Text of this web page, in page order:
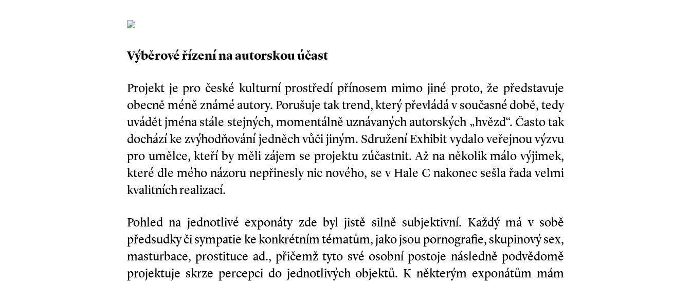
Výběrové řízení na autorskou účast
Projekt je pro české kulturní prostředí přínosem mimo jiné proto, že představuje
obecně méně známé autory. Porušuje tak trend, který převládá v současné době, tedy
uvádět jména stále stejných, momentálně uznávaných autorských „hvězd“. Často tak
dochází ke zvýhodňování jedněch vůči jiným. Sdružení Exhibit vydalo veřejnou výzvu
pro umělce, kteří by měli zájem se projektu zúčastnit. Až na několik málo výjimek,
které dle mého názoru nepřinesly nic nového, se v Hale C nakonec sešla řada velmi
kvalitních realizací.
Pohled na jednotlivé exponáty zde byl jistě silně subjektivní. Každý má v sobě
předsudky či sympatie ke konkrétním tématům, jako jsou pornografie, skupinový sex,
masturbace, prostituce ad., přičemž tyto své osobní postoje následně podvědomě
projektuje skrze percepci do jednotlivých objektů. K některým exponátům mám